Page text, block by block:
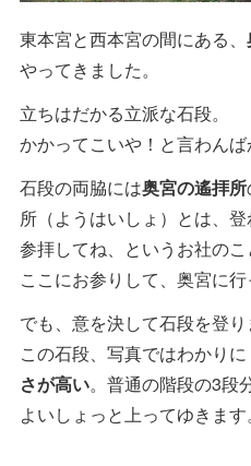
東本宮と西本宮の間にある、
やってきました。
立ちはだかる立派な石段。
かかってこいや！と言わんば
石段の両脇には奥宮の遙拝所
所（ようはいしょ）とは、
参拝してね、というお社のこ
ここにお参りして、奥宮に
でも、意を決して石段を登り
この石段、写真ではわかり
さが高い。普通の階段の3段
よいしょっと上ってゆきます。